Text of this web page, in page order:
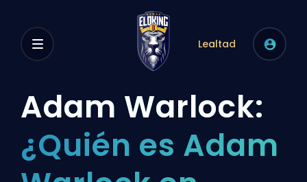
Lealtad
Adam Warlock:
¿Quién es Adam